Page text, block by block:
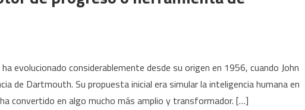
evolucionado considerablemente desde su origen en 1956, cuando John
de Dartmouth. Su propuesta inicial era simular la inteligencia humana en
convertido en algo mucho más amplio y transformador. […]